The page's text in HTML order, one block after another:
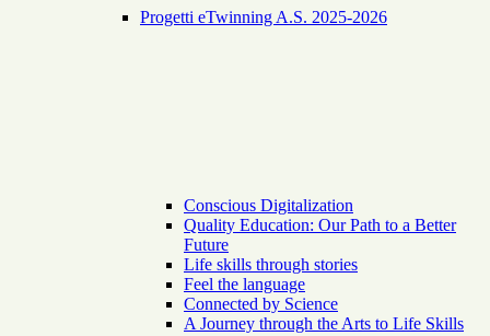
Progetti eTwinning A.S. 2025-2026
Conscious Digitalization
Quality Education: Our Path to a Better
Future
Life skills through stories
Feel the language
Connected by Science
A Journey through the Arts to Life Skills